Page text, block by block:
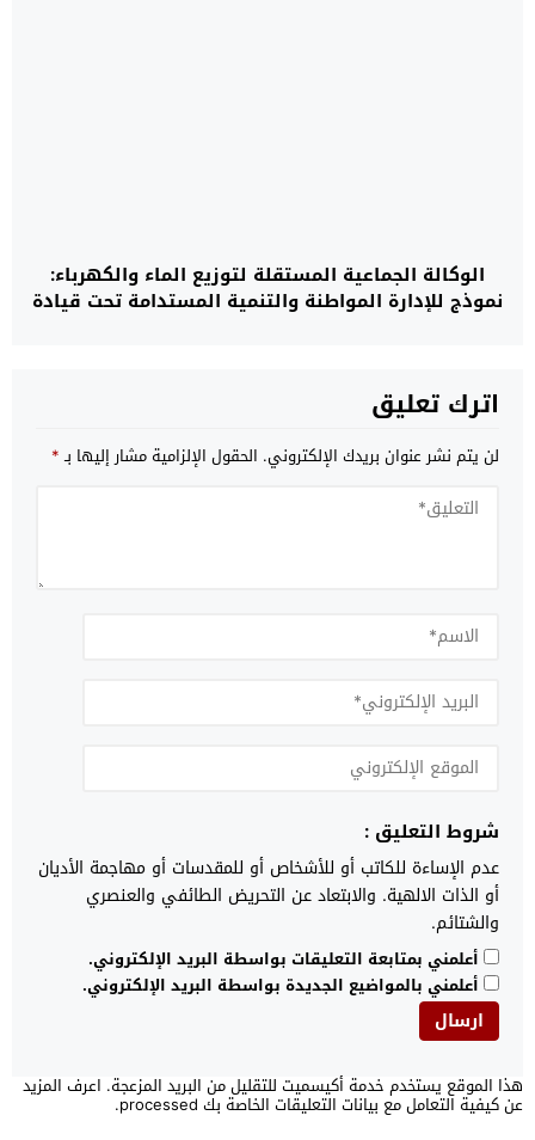
الوكالة الجماعية المستقلة لتوزيع الماء والكهرباء:
نموذج للإدارة المواطنة والتنمية المستدامة تحت قيادة
اترك تعليق
لن يتم نشر عنوان بريدك الإلكتروني. الحقول الإلزامية مشار إليها بـ*
شروط التعليق :
عدم الإساءة للكاتب أو للأشخاص أو للمقدسات أو مهاجمة الأديان
أو الذات الالهية. والابتعاد عن التحريض الطائفي والعنصري
والشتائم.
أعلمني بمتابعة التعليقات بواسطة البريد الإلكتروني.
أعلمني بالمواضيع الجديدة بواسطة البريد الإلكتروني.
هذا الموقع يستخدم خدمة أكيسميت للتقليل من البريد المزعجة. اعرف المزيد
عن كيفية التعامل مع بيانات التعليقات الخاصة بك processed .